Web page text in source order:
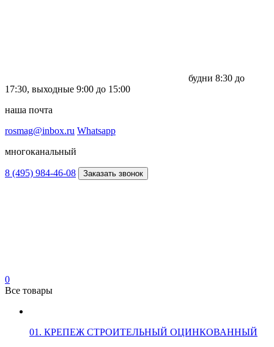
будни 8:30 до
17:30, выходные 9:00 до 15:00
наша почта
rosmag@inbox.ru Whatsapp
многоканальный
8 (495) 984-46-08 Заказать звонок
0
Все товары
01. КРЕПЕЖ СТРОИТЕЛЬНЫЙ ОЦИНКОВАННЫЙ